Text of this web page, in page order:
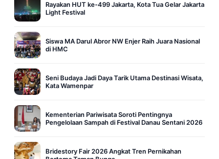
Rayakan HUT ke-499 Jakarta, Kota Tua Gelar Jakarta
Light Festival
Siswa MA Darul Abror NW Enjer Raih Juara Nasional
di HMC
Seni Budaya Jadi Daya Tarik Utama Destinasi Wisata,
Kata Wamenpar
Kementerian Pariwisata Soroti Pentingnya
Pengelolaan Sampah di Festival Danau Sentani 2026
Bridestory Fair 2026 Angkat Tren Pernikahan